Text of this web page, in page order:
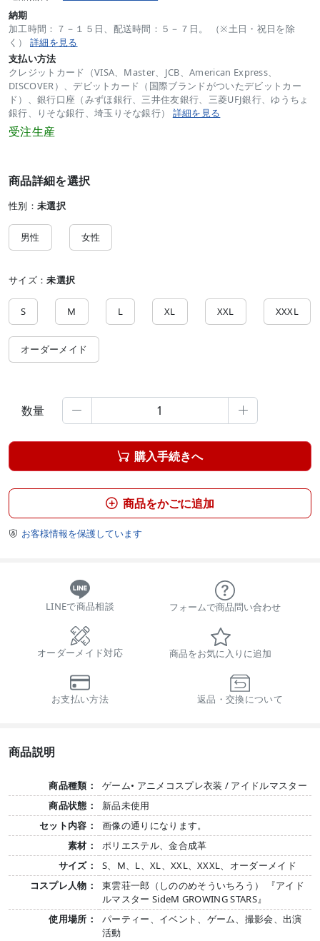
納期
加工時間：７－１５日、配送時間：５－７日。 （※土日・祝日を除
く） 詳細を見る
支払い方法
クレジットカード（VISA、Master、JCB、American Express、
DISCOVER）、デビットカード（国際ブランドがついたデビットカー
ド）、銀行口座（みずほ銀行、三井住友銀行、三菱UFJ銀行、ゆうちょ
銀行、りそな銀行、埼玉りそな銀行） 詳細を見る
受注生産
商品詳細を選択
性別： 未選択
男性 女性
サイズ：未選択
S M L XL XXL XXXL
オーダーメイド
数量  
 購入手続きへ
 商品をかごに追加
 お客様情報を保護しています
LINEで商品相談 フォームで商品問い合わせ
オーダーメイド対応 商品をお気に入りに追加
お支払い方法 返品・交換について
商品説明
商品種類：
ゲーム• アニメコスプレ衣装 / アイドルマスター
商品状態：
新品未使用
セット内容：
画像の通りになります。
素材：
ポリエステル、金合成革
サイズ：
S、M、L、XL、XXL、XXXL、オーダーメイド
コスプレ人物：
東雲荘一郎（しののめそういちろう） 『アイド
ルマスター SideM GROWING STARS』
使用場所：
パーティー、イベント、ゲーム、撮影会、出演
活動